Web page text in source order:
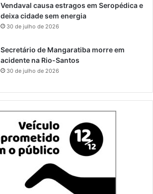
Vendaval causa estragos em Seropédica e
deixa cidade sem energia
30 de julho de 2026
Secretário de Mangaratiba morre em
acidente na Rio-Santos
30 de julho de 2026